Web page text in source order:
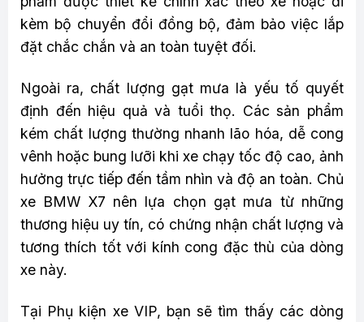
kèm bộ chuyển đổi đồng bộ, đảm bảo việc lắp
đặt chắc chắn và an toàn tuyệt đối.
Ngoài ra, chất lượng gạt mưa là yếu tố quyết
định đến hiệu quả và tuổi thọ. Các sản phẩm
kém chất lượng thường nhanh lão hóa, dễ cong
vênh hoặc bung lưỡi khi xe chạy tốc độ cao, ảnh
hưởng trực tiếp đến tầm nhìn và độ an toàn. Chủ
xe BMW X7 nên lựa chọn gạt mưa từ những
thương hiệu uy tín, có chứng nhận chất lượng và
tương thích tốt với kính cong đặc thù của dòng
xe này.
Tại Phụ kiện xe VIP, bạn sẽ tìm thấy các dòng